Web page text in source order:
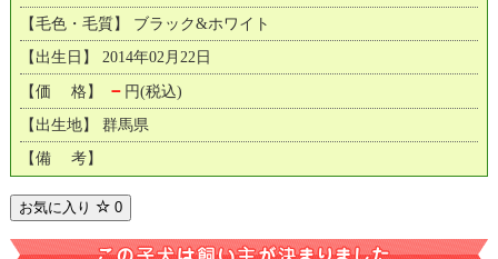
【毛色・毛質】 ブラック&ホワイト
【出生日】 2014年02月22日
【価 格】 － 円(税込)
【出生地】 群馬県
【備 考】
お気に入り 0